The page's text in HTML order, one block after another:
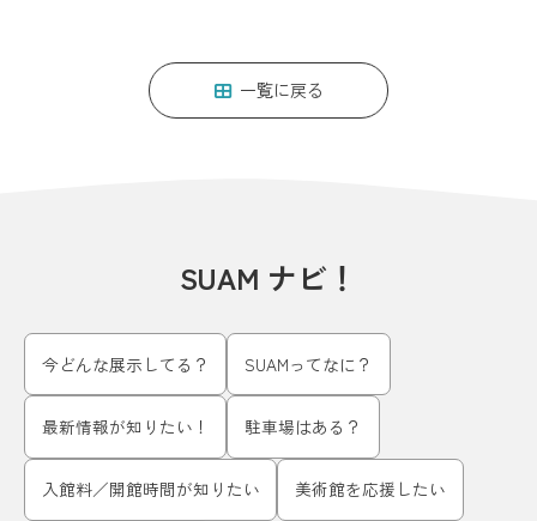
一覧に戻る
SUAM ナビ！
今どんな展示してる？ SUAMってなに？
最新情報が知りたい！ 駐車場はある？
入館料／開館時間が知りたい 美術館を応援したい